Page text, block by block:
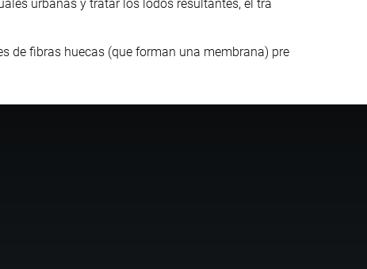
urbanas y tratar los lodos resultantes, el tra
de fibras huecas (que forman una membrana) pre